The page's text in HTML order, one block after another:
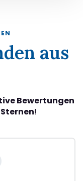
aus
Bewertungen
!